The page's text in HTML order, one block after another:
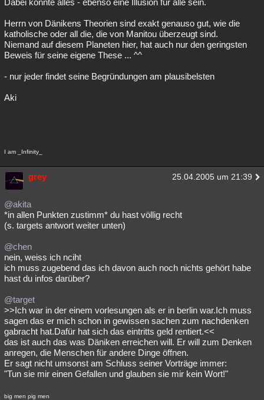
Dabei könnte alles - ebenso eine Illusion für alle sein.
Herrn von Dänikens Theorien sind exakt genauso gut, wie die
katholische oder all die, die von Manitou überzeugt sind.
Niemand auf diesem Planeten hier, hat auch nur den geringsten
Beweis für seine eigene These ... ^^
- nur jeder findet seine Begründungen am plausibelsten
Aki
I am _Infinity_
grey 25.04.2005 um 21:39
@akita
*in allen Punkten zustimm* du hast völlig recht
(s. targets antwort weiter unten)
@chen
nein, weiss ich nciht
ich muss zugebend das ich davon auch noch nichts gehört habe
hast du infos darüber?
@target
>>Ich war in der einem vorlesungen als er in berlin war.Ich muss
sagen das er mich schon in gewissen sachen zum nachdenken
gabracht hat.Dafür hat sich das eintritts geld rentiert.<<
das ist auch das was Däniken erreichen will. Er will zum Denken
anregen, die Menschen für andere Dinge öffnen.
Er sagt nicht umsonst am Schluss seiner Vorträge immer:
"Tun sie mir einen Gefallen und glauben sie mir kein Wort!"
big men pig men